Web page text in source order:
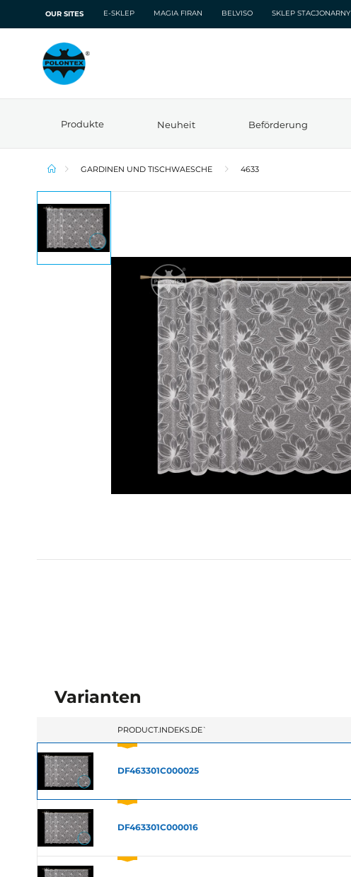
OUR SITES E-SKLEP MAGIA FIRAN BELVISO SKLEP STACJONARNY
Produkte Neuheit Beförderung
GARDINEN UND TISCHWAESCHE 4633
Varianten
`PRODUCT.INDEKS.DE`
DF463301C000025
DF463301C000016